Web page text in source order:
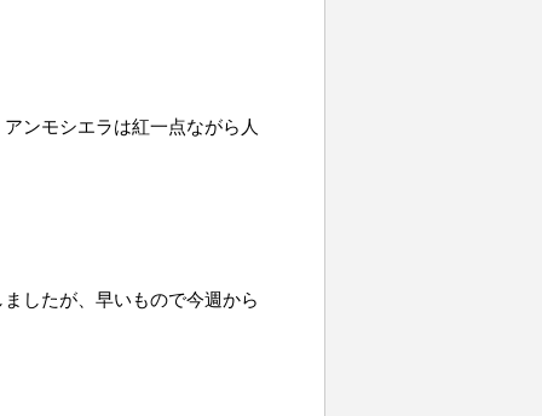
ンモシエラは紅一点ながら人
したが、早いもので今週から